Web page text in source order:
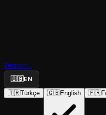
Search...
🇬🇧EN
🇹🇷Türkçe 🇬🇧English 🇫🇷